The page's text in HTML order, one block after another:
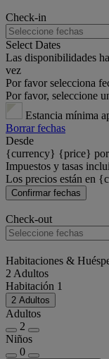
Check-in
Select Dates
Las disponibilidades
vez
Por favor selecciona
Por favor, seleccione
Estancia mínima
Borrar fechas
Desde
{currency} {price}
Impuestos y tasas
Los precios están en
Confirmar fechas
Check-out
Habitaciones &
2 Adultos
Habitación 1
2 Adultos
Adultos
2
Niños
0